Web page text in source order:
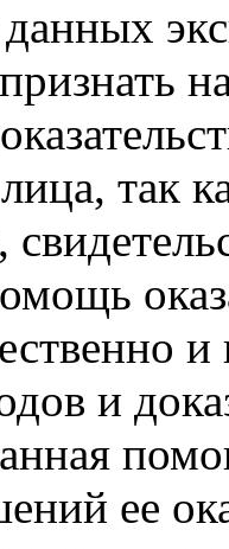
так
и
ее